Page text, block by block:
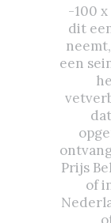
-100
dit
een
Prijs
of